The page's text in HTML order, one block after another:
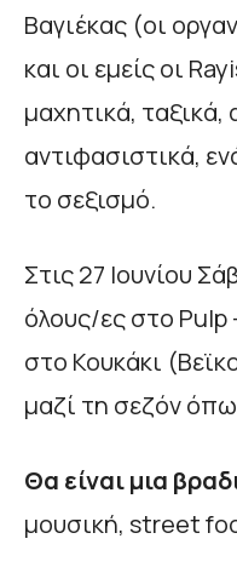
Βαγιέκας (οι
και οι εμείς οι
μαχητικά, ταξικά,
αντιφασιστικά,
το σεξισμό.
Στις 27 Ιουνίου
όλους/ες στο
στο Κουκάκι
μαζί τη σεζόν
Θα είναι μια
μουσική, street